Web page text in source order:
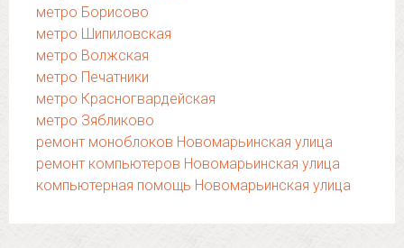
метро Борисово
метро Шипиловская
метро Волжская
метро Печатники
метро Красногвардейская
метро Зябликово
ремонт моноблоков Новомарьинская улица
ремонт компьютеров Новомарьинская улица
компьютерная помощь Новомарьинская улица